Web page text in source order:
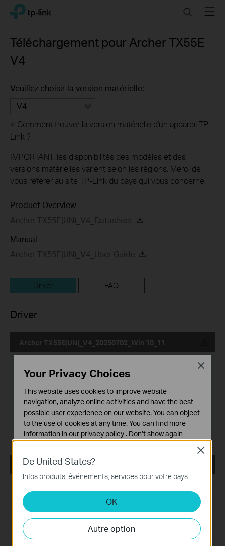
Click
the
navigation
TP-Link, Reliably Smart SearchMenu
Téléchargement pour Archer TX55E
V4
Veuillez choisir la version matérielle:
V4
> Comment trouver la version matérielle d'un appareil TP-
Link ?
IMPORTANT: les disponibilités des modèles et des
versions matérielles varient selon les régions. Merci de
vous référer au site TP-Link du pays qui vous concerne.
Product Overview
Archer TX55E(UN)_V4_Datasheet
Manual
Archer TX55E(UN)_V4_User Guide
Driver FAQ
Driver
Archer TX55E(UN)_V4_20250702_Win 10_11
Taille du fichier:31.41 MB
Système d'Exploitation: Win 10_11
Archer TX55E_V4_00.034_240620_Win10_Win11
Langue:
Taille du fichier: 36.49 MB
De United States?
Infos produits, événements, services pour votre pays.
OK
Autre option
Close
Your Privacy Choices
This website uses cookies to improve website
navigation, analyze online activities and have the best
possible user experience on our website. You can object
to the use of cookies at any time. You can find more
information in our privacy policy . Don’t show again
Ces cookies sont nécessaires au fonctionnement du
site Web et ne peuvent pas être désactivés dans vos
systèmes.
Cookies d'analyse et marketing
Les cookies d'analyse nous permettent d'analyser vos
activités sur notre site Web pour améliorer et ajuster les
fonctionnalités de notre site Web.
Close